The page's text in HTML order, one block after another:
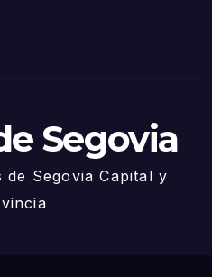
Segovia
de Segovia Capital y